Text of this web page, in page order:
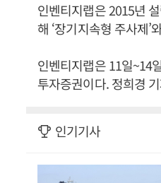
인벤티지랩은 2015년
해 ‘장기지속형 주사제’
인벤티지랩은 11일~14
투자증권이다. 정희경
인기기사